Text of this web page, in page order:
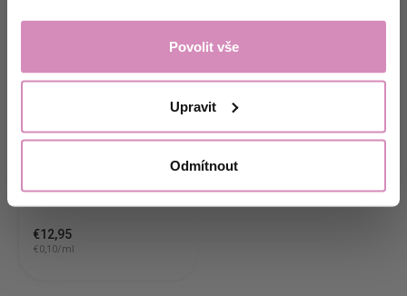
Povolit vše
Upravit
Odmítnout
Produkt nie je
skladom
€12,95
€0,10/ml
Ne, děkuji.